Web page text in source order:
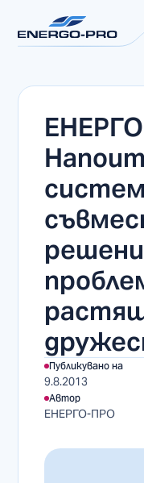
Публикувано на
9.8.2013
Автор
ЕНЕРГО-ПРО